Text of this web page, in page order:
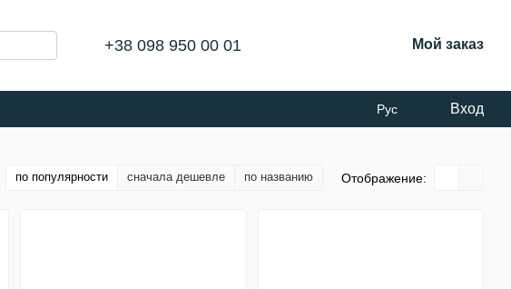
+38 098 950 00 01 Мой заказ
Рус Вход
по популярности сначала дешевле по названию Отображение: